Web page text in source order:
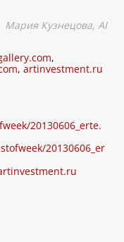
Мария Кузнецова, AI
,
, artinvestment.ru
20130606_erte.
20130606_er